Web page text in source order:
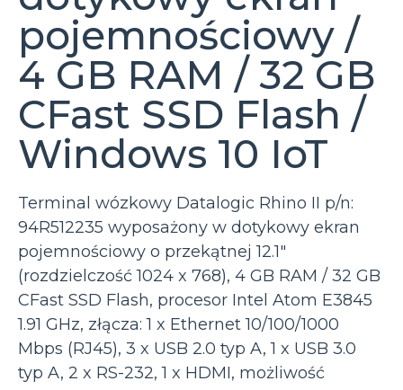
pojemnościowy /
4 GB RAM / 32 GB
CFast SSD Flash /
Windows 10 IoT
Terminal wózkowy Datalogic Rhino II p/n:
94R512235 wyposażony w dotykowy ekran
pojemnościowy o przekątnej 12.1″
(rozdzielczość 1024 x 768), 4 GB RAM / 32 GB
CFast SSD Flash, procesor Intel Atom E3845
1.91 GHz, złącza: 1 x Ethernet 10/100/1000
Mbps (RJ45), 3 x USB 2.0 typ A, 1 x USB 3.0
typ A, 2 x RS-232, 1 x HDMI, możliwość